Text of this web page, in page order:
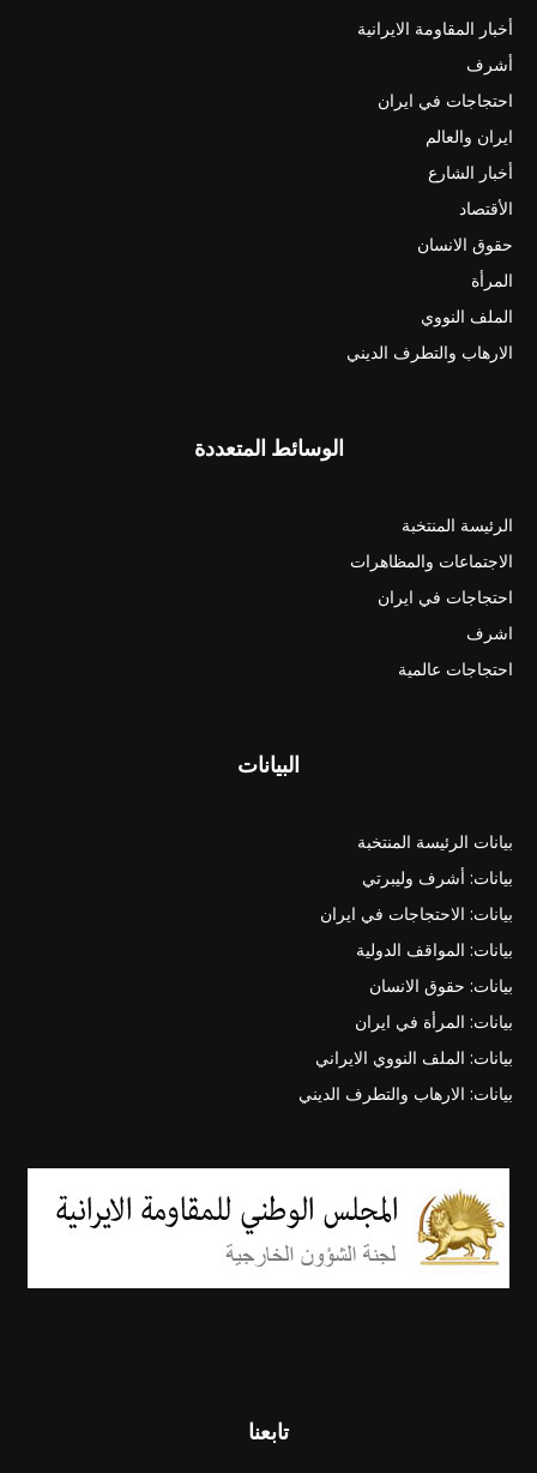
أخبار المقاومة الايرانية
أشرف
احتجاجات في ايران
ايران والعالم
أخبار الشارع
الأقتصاد
حقوق الانسان
المرأة
الملف النووي
الارهاب والتطرف الديني
الوسائط المتعددة
الرئيسة المنتخبة
الاجتماعات والمظاهرات
احتجاجات في ايران
اشرف
احتجاجات عالمية
البيانات
بيانات الرئيسة المنتخبة
بيانات: أشرف وليبرتي
بيانات: الاحتجاجات في ايران
بيانات: المواقف الدولية
بيانات: حقوق الانسان
بيانات: المرأة في ايران
بيانات: الملف النووي الايراني
بيانات: الارهاب والتطرف الديني
تابعنا